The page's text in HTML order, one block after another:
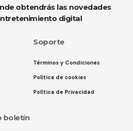
digital
Soporte
Términos y Condiciones
Política de cookies
Política de Privacidad
boletín